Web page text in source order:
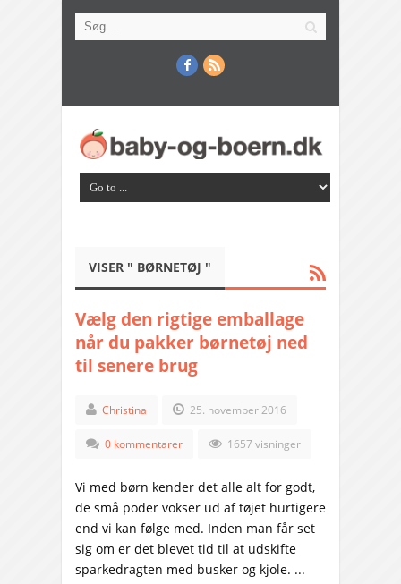
VISER " BØRNETØJ "
Vælg den rigtige emballage
når du pakker børnetøj ned
til senere brug
Christina 25. november 2016
0 kommentarer 1657 visninger
Vi med børn kender det alle alt for godt,
de små poder vokser ud af tøjet hurtigere
end vi kan følge med. Inden man får set
sig om er det blevet tid til at udskifte
sparkedragten med busker og kjole. ...